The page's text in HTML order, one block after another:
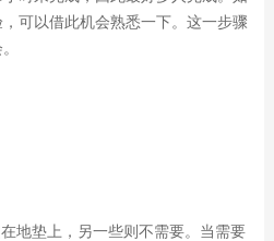
可以借此机会熟悉一下。这一步骤
地垫上，另一些则不需要。当需要